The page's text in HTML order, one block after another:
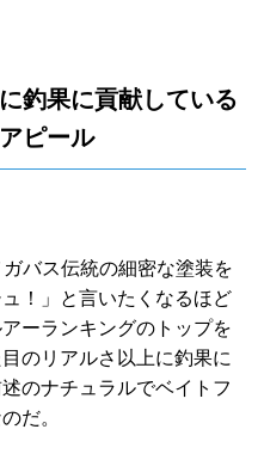
釣果に貢献している
ピール
バス伝統の細密な塗装を
！」と言いたくなるほど
ーランキングのトップを
のリアルさ以上に釣果に
のナチュラルでベイトフ
だ。